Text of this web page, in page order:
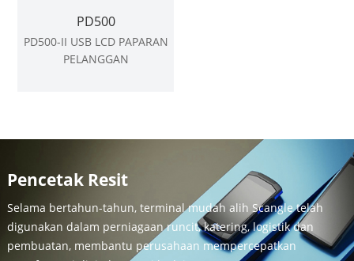
PD500
PD500-II USB LCD PAPARAN
PELANGGAN
Pencetak Resit
Selama bertahun-tahun, terminal mudah alih Scangle telah
digunakan dalam perniagaan runcit, katering, logistik dan
pembuatan, membantu perusahaan mempercepatkan